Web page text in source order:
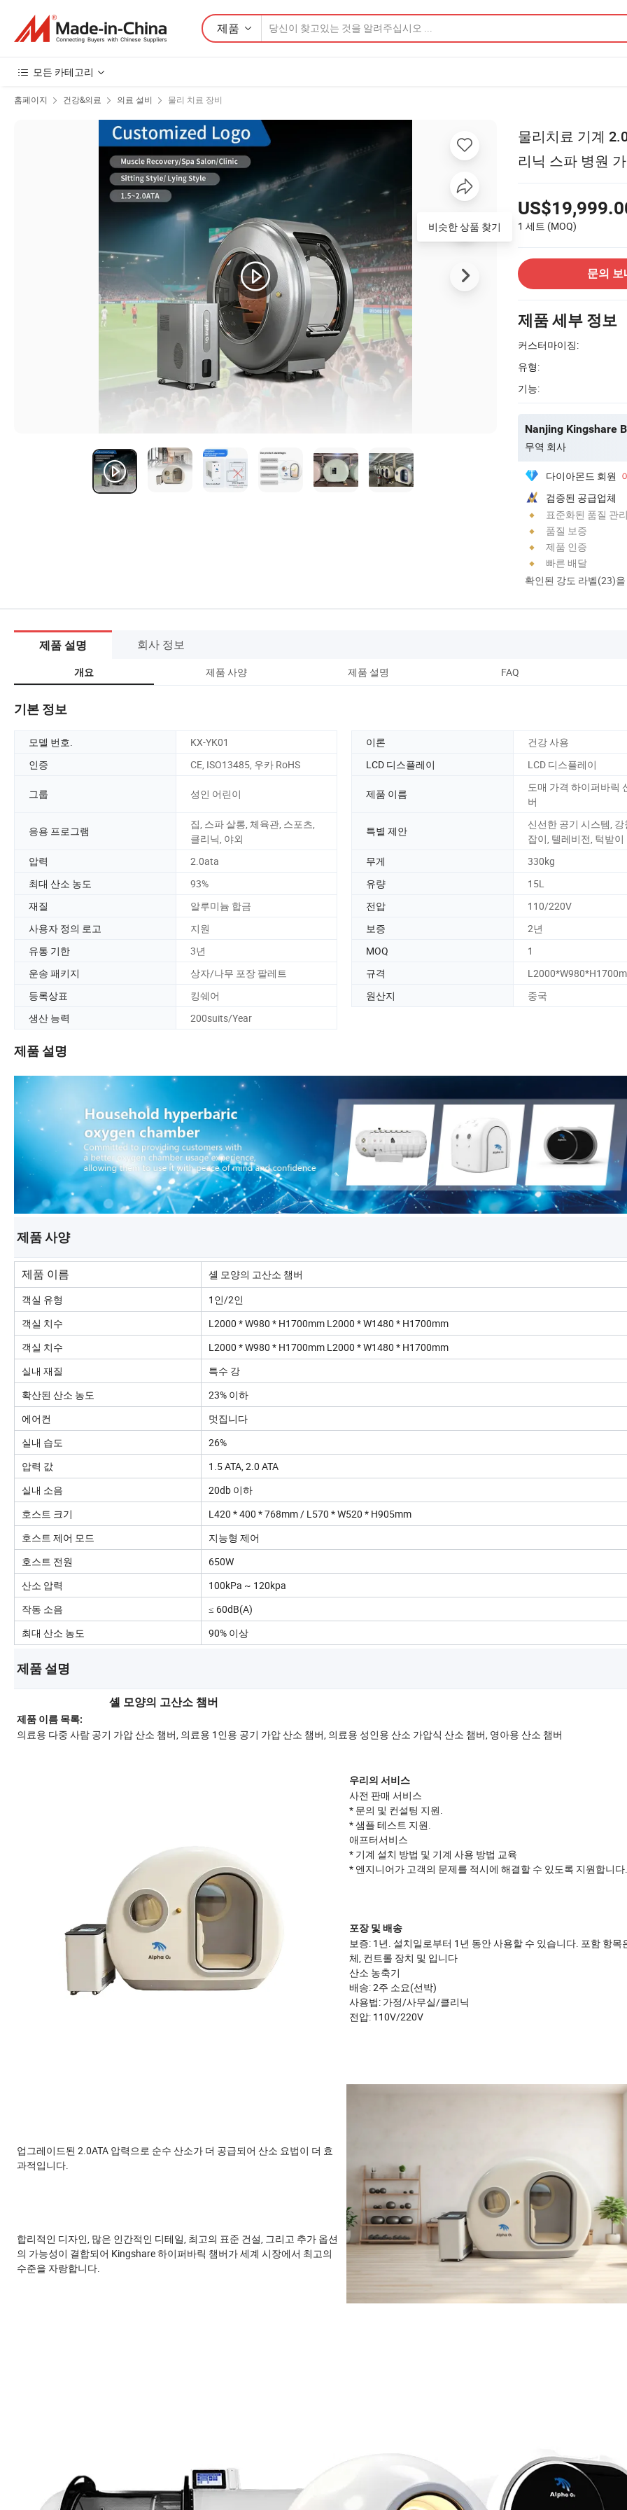
제품
모든 카테고리
홈페이지 건강&의료 의료 설비 물리 치료 장비
물리치료 기계
리닉 스파 병원
1 세트 (MOQ)
문의 보
제품 세부 정보
커스터마이징:
유형:
기능:
Nanjing Kingshare
무역 회사
다이아몬드 회원
검증된 공급업체
표준화된 품질 관
품질 보증
제품 인증
빠른 배달
확인된 강도 라벨(23)
비슷한 상품 찾기
제품 설명 회사 정보
개요 제품 사양 제품 설명 FAQ
기본 정보
모델 번호. KX-YK01 이론
건강 사용
인증
CE, ISO13485, 우카 RoHS LCD 디스플레이 LCD 디스플레이
그룹 성인 어린이 제품 이름
도매 가격 하이퍼바릭
버
응용 프로그램
집, 스파 살롱, 체육관, 스포츠,
클리닉, 야외
특별 제안
신선한 공기 시스템, 강
잡이, 텔레비전, 턱받이
압력
2.0ata 무게
330kg
최대 산소 농도
93% 유량
15L
재질
알루미늄 합금 전압
110/220V
사용자 정의 로고
지원 보증
2년
유통 기한
3년 MOQ
1
운송 패키지
상자/나무 포장 팔레트 규격
등록상표
킹쉐어 원산지
중국
생산 능력
200suits/Year
제품 설명
제품 사양
제품 이름
셸 모양의 고산소 챔버
객실 유형
1인/2인
객실 치수
L2000 * W980 * H1700mm L2000 * W1480 * H1700mm
객실 치수
L2000 * W980 * H1700mm L2000 * W1480 * H1700mm
실내 재질
특수 강
확산된 산소 농도
23% 이하
에어컨
멋집니다
실내 습도
26%
압력 값
1.5 ATA, 2.0 ATA
실내 소음
20db 이하
호스트 크기
L420 * 400 * 768mm / L570 * W520 * H905mm
호스트 제어 모드
지능형 제어
호스트 전원
650W
산소 압력
100kPa ~ 120kpa
작동 소음
≤ 60dB(A)
최대 산소 농도
90% 이상
제품 설명
셸 모양의 고산소 챔버
제품 이름 목록:
의료용 다중 사람 공기 가압 산소 챔버, 의료용 1인용 공기 가압 산소 챔버, 의료용 성인용 산소 가압식 산소 챔버, 영아용 산소 챔버
우리의 서비스
사전 판매 서비스
* 문의 및 컨설팅 지원.
* 샘플 테스트 지원.
애프터서비스
* 기계 설치 방법 및 기계 사용 방법 교육
* 엔지니어가 고객의 문제를 적시에 해결할 수 있도록 지원합니
포장 및 배송
보증: 1년. 설치일로부터 1년 동안 사용할 수 있습니다. 포함 항목
체, 컨트롤 장치 및 입니다
산소 농축기
배송: 2주 소요(선박)
사용법: 가정/사무실/클리닉
전압: 110V/220V
업그레이드된 2.0ATA 압력으로 순수 산소가 더 공급되어 산소 요법이 더 효
과적입니다.
합리적인 디자인, 많은 인간적인 디테일, 최고의 표준 건설, 그리고 추가 옵션
의 가능성이 결합되어 Kingshare 하이퍼바릭 챔버가 세계 시장에서 최고의
수준을 자랑합니다.